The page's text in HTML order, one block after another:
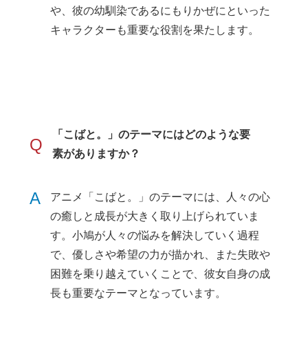
や、彼の幼馴染であるにもりかぜにといった
キャラクターも重要な役割を果たします。
Q
「こばと。」のテーマにはどのような要
素がありますか？
A
アニメ「こばと。」のテーマには、人々の心
の癒しと成長が大きく取り上げられていま
す。小鳩が人々の悩みを解決していく過程
で、優しさや希望の力が描かれ、また失敗や
困難を乗り越えていくことで、彼女自身の成
長も重要なテーマとなっています。